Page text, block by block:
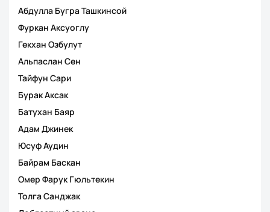
Абдулла Бугра Ташкинсой
Фуркан Аксуоглу
Гекхан Озбулут
Альпаслан Сен
Тайфун Сари
Бурак Аксак
Батухан Баяр
Адам Джинек
Юсуф Аудин
Байрам Баскан
Омер Фарук Гюльтекин
Толга Санджак